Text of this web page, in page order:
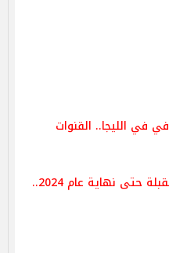
في الليجا.. القنوات
مواعيد مباريات النادي الأهلي المقبلة حتى نهاية عام 2024..